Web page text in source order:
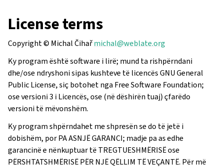
License terms
Copyright © Michal Čihařmichal@weblate.org
Ky program është software i lirë; mund ta rishpërndani
dhe/ose ndryshoni sipas kushteve të licencës GNU General
Public License, siç botohet nga Free Software Foundation;
ose versioni 3 i Licencës, ose (në dëshirën tuaj) çfarëdo
versioni të mëvonshëm.
Ky program shpërndahet me shpresën se do të jetë i
dobishëm, por PA ASNJË GARANCI; madje pa as edhe
garancinë e nënkuptuar të TREGTUESHMËRISË ose
PËRSHTATSHMËRISË PËR NJË QËLLIM TË VEÇANTË. Për më